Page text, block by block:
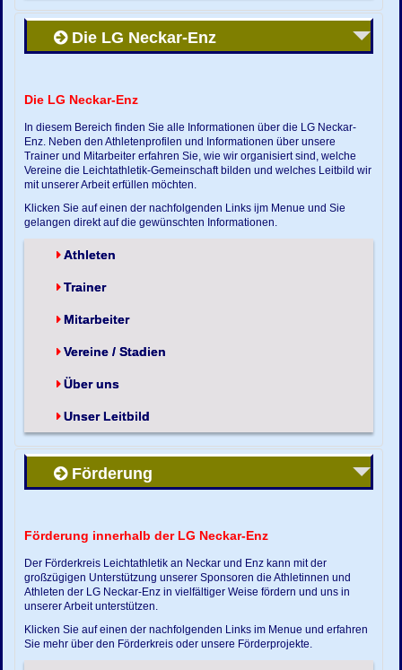
Die LG Neckar-Enz
Die LG Neckar-Enz
In diesem Bereich finden Sie alle Informationen über die LG Neckar-
Enz. Neben den Athletenprofilen und Informationen über unsere
Trainer und Mitarbeiter erfahren Sie, wie wir organisiert sind, welche
Vereine die Leichtathletik-Gemeinschaft bilden und welches Leitbild wir
mit unserer Arbeit erfüllen möchten.
Klicken Sie auf einen der nachfolgenden Links ijm Menue und Sie
gelangen direkt auf die gewünschten Informationen.
Athleten
Trainer
Mitarbeiter
Vereine / Stadien
Über uns
Unser Leitbild
Förderung
Förderung innerhalb der LG Neckar-Enz
Der Förderkreis Leichtathletik an Neckar und Enz kann mit der
großzügigen Unterstützung unserer Sponsoren die Athletinnen und
Athleten der LG Neckar-Enz in vielfältiger Weise fördern und uns in
unserer Arbeit unterstützen.
Klicken Sie auf einen der nachfolgenden Links im Menue und erfahren
Sie mehr über den Förderkreis oder unsere Förderprojekte.